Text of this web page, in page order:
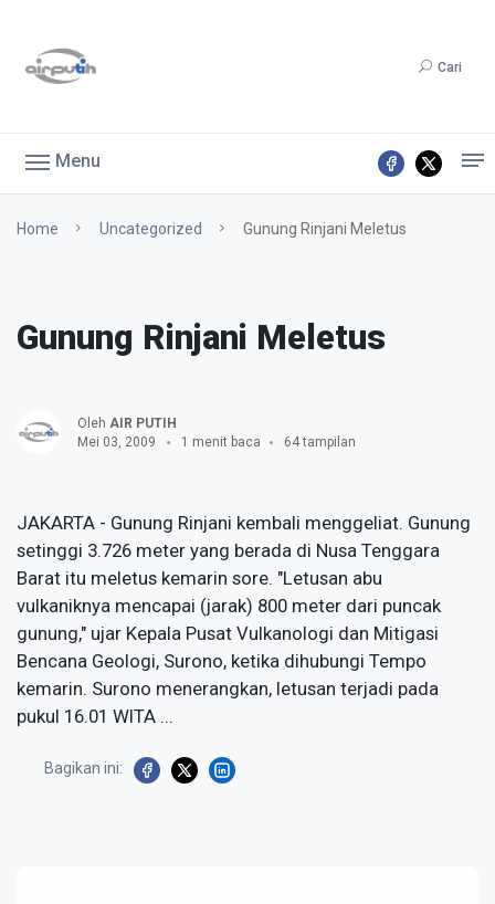
Cari
Menu
Home Uncategorized Gunung Rinjani Meletus
Gunung Rinjani Meletus
Oleh AIR PUTIH
Mei 03, 2009
1 menit baca 64 tampilan
JAKARTA - Gunung Rinjani kembali menggeliat. Gunung
setinggi 3.726 meter yang berada di Nusa Tenggara
Barat itu meletus kemarin sore. "Letusan abu
vulkaniknya mencapai (jarak) 800 meter dari puncak
gunung," ujar Kepala Pusat Vulkanologi dan Mitigasi
Bencana Geologi, Surono, ketika dihubungi Tempo
kemarin. Surono menerangkan, letusan terjadi pada
pukul 16.01 WITA ...
Bagikan ini: